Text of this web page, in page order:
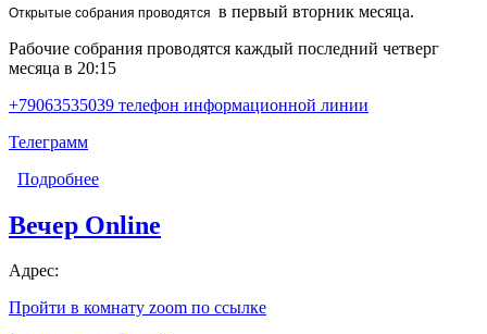
Открытые собрания проводятся в первый вторник месяца.
Рабочие собрания проводятся каждый последний четверг
месяца в 20:15
+79063535039 телефон информационной линии
Телеграмм
Подробнее
Вечер Online
Адрес:
Пройти в комнату zoom по ссылке